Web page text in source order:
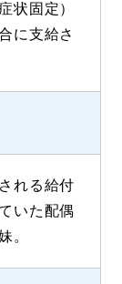
状固定）
に支給さ
れる給付
いた配偶
。